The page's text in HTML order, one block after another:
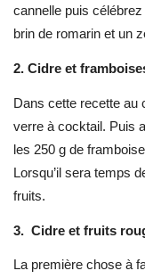
cannelle puis
brin de romarin et un
2. Cidre et
Dans cette recette au
verre à cocktail. Puis
les 250 g de
Lorsqu’il sera temps
fruits.
3. Cidre et fruits
La première chose à